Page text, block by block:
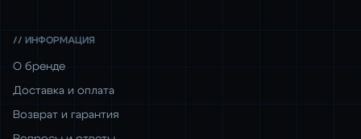
// ИНФОРМАЦИЯ
О бренде
Доставка и оплата
Возврат и гарантия